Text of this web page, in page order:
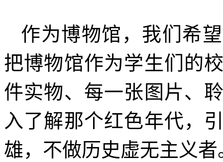
作为博物馆，我们希
把博物馆作为学生们的
件实物、每一张图片、
入了解那个红色年代，
雄，不做历史虚无主义者